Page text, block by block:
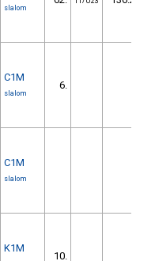
slalom
C1M
slalom
6.
C1M
slalom
K1M
10.